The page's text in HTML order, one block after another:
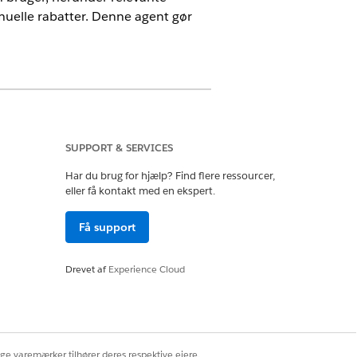
rabatter. Denne agent gør
for at få adgang til handlingen.
, før du implementerer
anvendelse,
de nødvendige
SUPPORT & SERVICES
Har du brug for hjælp? Find flere ressourcer,
eller få kontakt med en ekspert.
Få support
Drevet afExperience Cloud
varemærker tilhører deres respektive ejere.